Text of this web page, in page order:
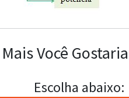
Você
Escolha abaixo: